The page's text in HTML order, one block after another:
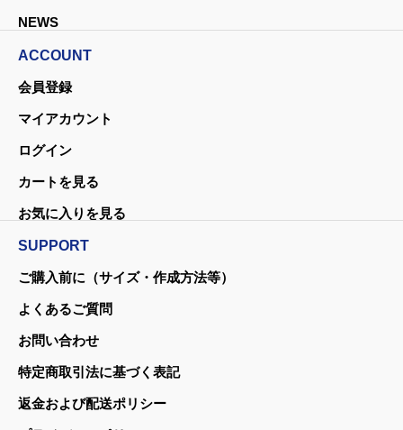
NEWS
ACCOUNT
会員登録
マイアカウント
ログイン
カートを見る
お気に入りを見る
SUPPORT
ご購入前に（サイズ・作成方法等）
よくあるご質問
お問い合わせ
特定商取引法に基づく表記
返金および配送ポリシー